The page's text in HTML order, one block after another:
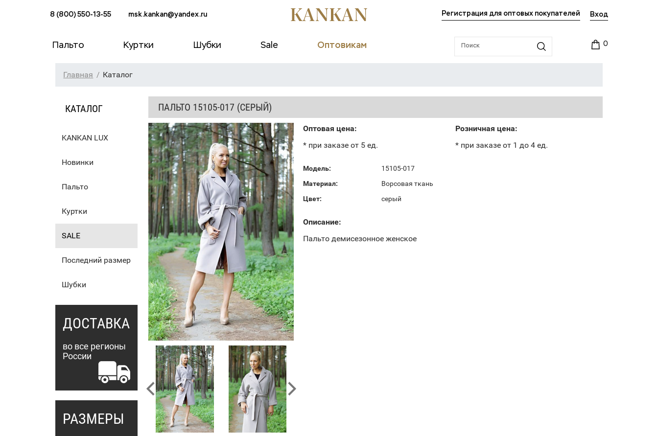
8 (800) 550-13-55 msk.kankan@yandex.ru Регистрация для оптовых покупателей Вход
Пальто Куртки Шубки Sale Оптовикам 0
Главная Каталог
КАТАЛОГ
KANKAN LUX
Новинки
Пальто
Куртки
SALE
Последний размер
Шубки
ДОСТАВКА
во все регионы
России
РАЗМЕРЫ
ПАЛЬТО 15105-017 (СЕРЫЙ)
Оптовая цена:
* при заказе от 5 ед.
Розничная цена:
* при заказе от 1 до 4 ед.
Модель:
15105-017
Материал:
Ворсовая ткань
Цвет:
серый
Описание:
Пальто демисезонное женское